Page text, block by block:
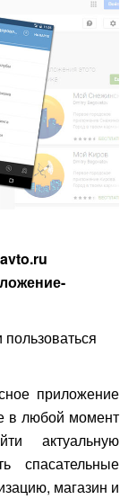
приложение
в любой момент
актуальную
спасательные
магазин и